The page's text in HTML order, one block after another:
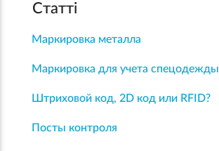
Статті
Маркировка металла
Маркировка для учета спецодежды
Штриховой код, 2D код или RFID?
Посты контроля